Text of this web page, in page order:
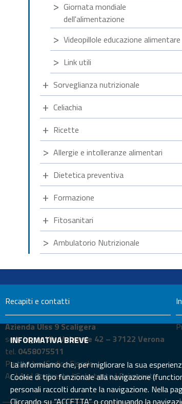
Giornata mondiale
dell'alimentazione
Videopillole educazione alimentare
Link utili
Sorveglianza nutrizionale
Celiachia
Ricette
Allergie e intolleranze alimentari
Dietetica preventiva
Formazione
Fitosanitari
Ambulatorio Nutrizionale
Recapiti e contatti
Azienda Ulss 9 Scaligera
sede legaleVia Valverde 42 – 37122 Verona
tel. 0458075511
Partita Iva/Codice Fiscale
A-|A+| Contrasto |Solo testo|Reimposta
INFORMATIVA BREVE
La informiamo che, per migliorare la sua
Cookie di tipo funzionale alla navigazione
personali raccolti durante la navigazione. Nella
Cliccando su “ACCETTA” o continuando la